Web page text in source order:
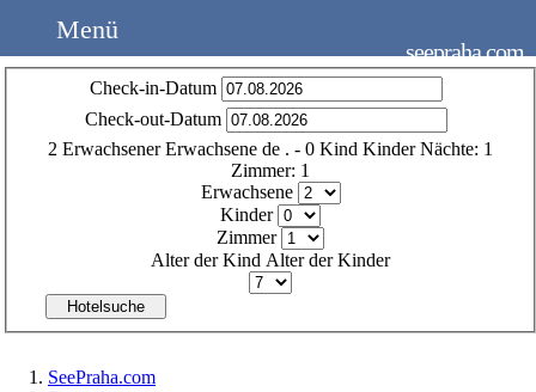
Menü
seepraha.com
Check-in-Datum
Check-out-Datum
2 Erwachsener Erwachsene de . - 0 Kind Kinder Nächte: 1
Zimmer: 1
Erwachsene
Kinder
Zimmer
Alter der Kind Alter der Kinder
Hotelsuche
SeePraha.com